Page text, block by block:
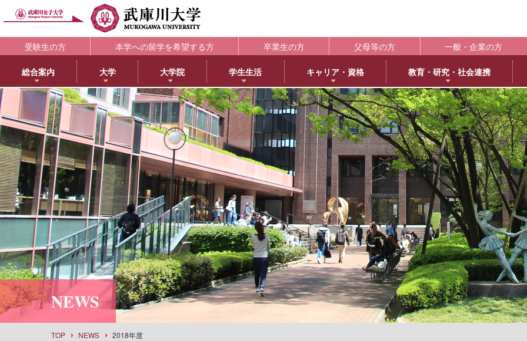
受験生の方 本学への留学を希望する方 卒業生の方 父母等の方 一般・企業の方
総合案内
理念・歴史
教育理念
学院長メッセージ
学長メッセージ
3つのポリシーとアセスメントポリシー
学びの特徴
武庫川女子大学のあゆみ
キャンパス
交通アクセス
キャンパス紹介
内部質保証体制
大学評価
認証評価
自己点検・評価
大学
IR（
学校
武庫
高等
大学
大学
日本語日本文学科
歴史文化学科
英語グローバル学科
教育学科
心理学科
社会福祉学科
健康・スポーツ科学科
スポーツマネジメント学科
生活環境学科
社会情報学科
食物栄養学科
建築学科
共通教育
共通教育部
履修・成績
シラバス
履修便覧
成績評価
教員情報検索
教員一覧
名誉教授一覧
大学院
大学院・専攻科
大学院NEWS・EVENTS
日本語日本文学専攻
英
教育学専攻
臨床心理学専攻
臨
健康・スポーツ科学専攻
生活環境学専攻
食
食創造科学専攻
建築学専攻
景
薬学専攻
薬科学専攻
看
音楽専攻科
学生生活
学生支援部署
教務部
学生部
国際センター
学校教育センター
キャリアセンター
総合情報システム部（ICTヘルプデスク）
健康サポートセンター
学生相談センター
学生サポート室（障がい学生支援）
スポーツセンター
丹嶺学苑研修センター
男女共同参画推進課
事業部
学生支援の概要
褒賞制度
修学支援新制度
奨学金制度
学寮
下宿・ワンルームマンション（武庫女エンタープライズ）
オフィスアワー
アルバイト
キャリア・資格
キャリア支援
キャリアセンター
薬学部学生の就職支援
内定先輩アドバイザーの声
資格取得
取得可能な資格
エクステンション講座
教員採用試験対策
編
大
教育・研究・社会連携
研究所
教育総合研究所
健康科学総合研究所
女性活躍総合研究所
教育・研究サポート
研究ポータル
動物実験委員会
女性研究リーダー育成推進センター
武庫川女子大学 サイエンス・コモンズ
センター
スポーツセンター
社会連携
社会連携推進センター
発達・臨床心理センター
子育てひろば
ブラウン・ライス・ウィーク
教育連携
MUKOJO ミライ☆ラボ
大学間教育研究連携
アメリカ分校で学ぶ
アメリカ分校（English）
留学プログラム
日本文化センター
アメリカ分校キャンパスマップ
CEA認定状について
BLOG
教育学科アメリカ分校留学
薬学部アメリカ分校留学日記
附属図書館
利用案内
蔵書検索
マイライブラリ
データベース一覧
武庫川女子大学リポジトリ
LibrariE
学習・研究支援
附属総合ミュージアム
利用案内
所蔵品検索
施設紹介
中央キャンパス
浜甲子園キャンパス
上甲子園キャンパス・甲子園会館
西宮北口キャンパス
武庫女ステーションキャンパス
北摂キャンパス・丹嶺学苑研修センター
アメリカ分校
NEWS
TOP NEWS 2018年度